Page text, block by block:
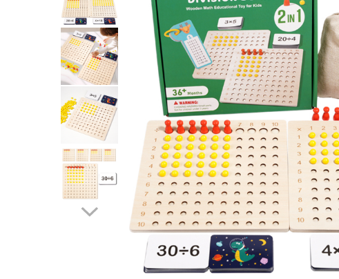
Cadouri sub 59 lei
Cadouri sub 99 lei
Cadouri sub 149 lei
Jucarii pe Varsta Copilului
Jucarii sub 59 lei
Carti & Activitati pentru Copii
Busy Book & Carti Interactive